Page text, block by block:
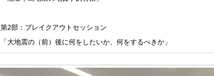
第2部：ブレイクアウトセッション
「大地震の（前）後に何をしたいか、何をするべきか」